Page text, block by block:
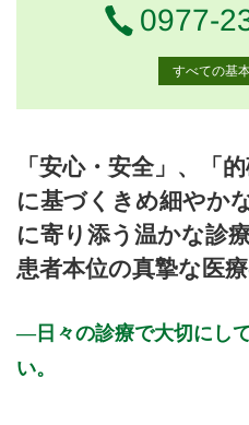
電話番
0977-
すべての基
9:00～13:00
●
15:00～18:00
● ●
休診日: 木、日、祝、年末年始
備考: 臨時休診あり
※10月よりオンライン診療を
様専用となっております。シ
途500円が必要となります。
「安心・安全」、「
に基づくきめ細やか
に寄り添う温かな診
患者本位の真摯な医
日々の診療で大切にし
い。